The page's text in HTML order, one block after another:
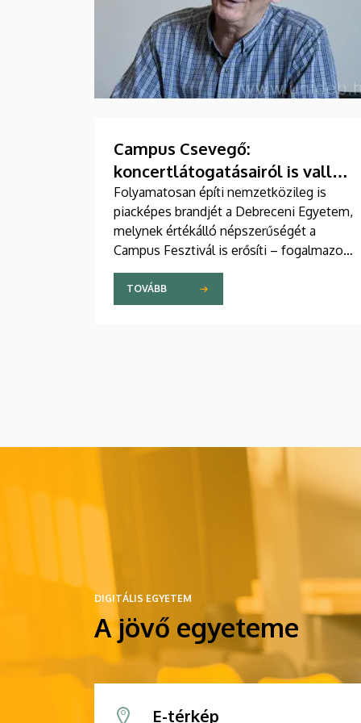
Campus Csevegő:
koncertlátogatásairól is vallott
a rektor és az oktatási elnök
Folyamatosan építi nemzetközileg is
piacképes brandjét a Debreceni Egyetem,
melynek értékálló népszerűségét a
Campus Fesztivál is erősíti – fogalmazott
Bács Zoltán rektor, aki Fenyves Veronika
oktatási elnökkel a Campus TV
podcastbeszélgetésében mutatta be az
TOVÁBB
DIGITÁLIS EGYETEM
A jövő egyeteme
E-térkép